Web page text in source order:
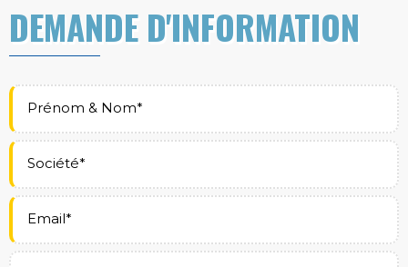
DEMANDE D'INFORMATION